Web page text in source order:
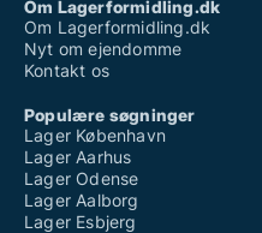
Om Lagerformidling.dk
Om Lagerformidling.dk
Nyt om ejendomme
Kontakt os
Populære søgninger
Lager København
Lager Aarhus
Lager Odense
Lager Aalborg
Lager Esbjerg